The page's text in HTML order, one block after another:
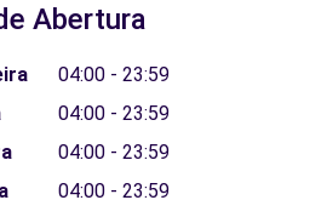
Abertura
04:00 - 23:59
04:00 - 23:59
04:00 - 23:59
04:00 - 23:59